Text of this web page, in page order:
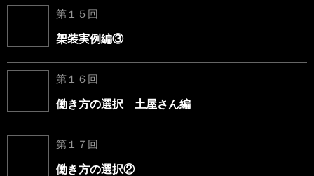
第１５回
架装実例編③
第１６回
働き方の選択 土屋さん編
第１７回
働き方の選択②